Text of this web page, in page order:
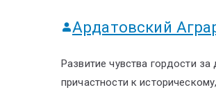
Ардатовский
Развитие чувства гордости
причастности к